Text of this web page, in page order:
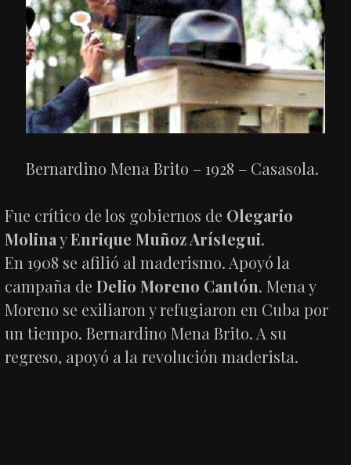
Bernardino Mena Brito – 1928 – Casasola.
Fue crítico de los gobiernos de Olegario
MolinayEnrique Muñoz Arístegui.
En 1908 se afilió al maderismo. Apoyó la
campaña deDelio Moreno Cantón. Mena y
Moreno se exiliaron y refugiaron en Cuba por
un tiempo. Bernardino Mena Brito. A su
regreso, apoyó a la revolución maderista.